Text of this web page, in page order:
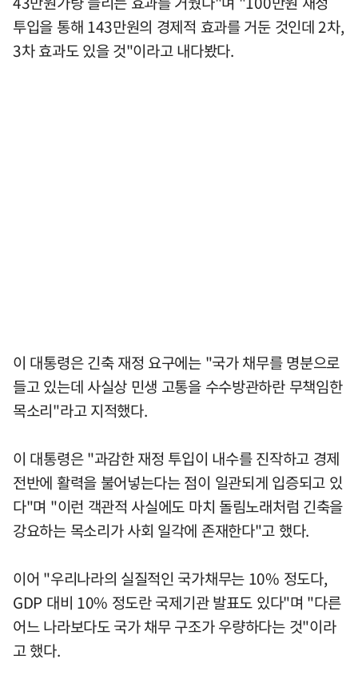
투입을 통해 143만원의 경제적 효과를 거둔 것인데 2차,
3차 효과도 있을 것"이라고 내다봤다.
이 대통령은 긴축 재정 요구에는 "국가 채무를 명분으로
들고 있는데 사실상 민생 고통을 수수방관하란 무책임한
목소리"라고 지적했다.
이 대통령은 "과감한 재정 투입이 내수를 진작하고 경제
전반에 활력을 불어넣는다는 점이 일관되게 입증되고 있
다"며 "이런 객관적 사실에도 마치 돌림노래처럼 긴축을
강요하는 목소리가 사회 일각에 존재한다"고 했다.
이어 "우리나라의 실질적인 국가채무는 10% 정도다,
GDP 대비 10% 정도란 국제기관 발표도 있다"며 "다른
어느 나라보다도 국가 채무 구조가 우량하다는 것"이라
고 했다.